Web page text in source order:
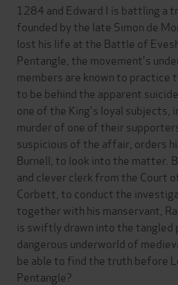
1284 and Edward I is battling a
founded by the late Simon de
lost his life at the Battle of
Pentangle, the movement's
members are known to practice
to be behind the apparent
one of the King's loyal subjects,
murder of one of their
suspicious of the affair, orders
Burnell, to look into the matter.
and clever clerk from the Court
Corbett, to conduct the
together with his manservant,
is swiftly drawn into the tangled
dangerous underworld of
be able to find the truth before
Pentangle?